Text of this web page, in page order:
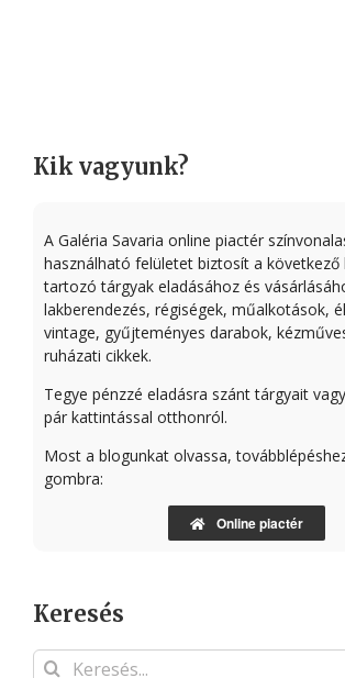
Kik vagyunk?
A Galéria Savaria online piactér
használható felületet biztosít a következő
tartozó tárgyak eladásához és
lakberendezés, régiségek, műalkotások,
vintage, gyűjteményes darabok,
ruházati cikkek.
Tegye pénzzé eladásra szánt tárgyait
pár kattintással otthonról.
Most a blogunkat olvassa,
gombra:
Online piactér
Keresés
Keresés...